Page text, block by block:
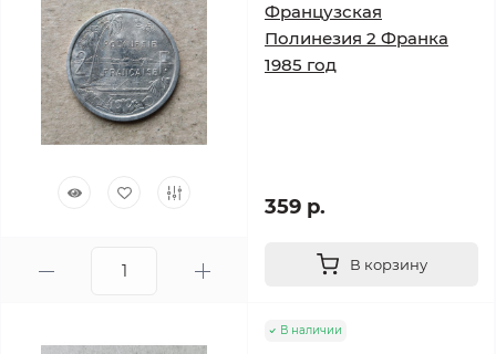
Французская
Полинезия 2 Франка
1985 год
359 р.
В корзину
В наличии